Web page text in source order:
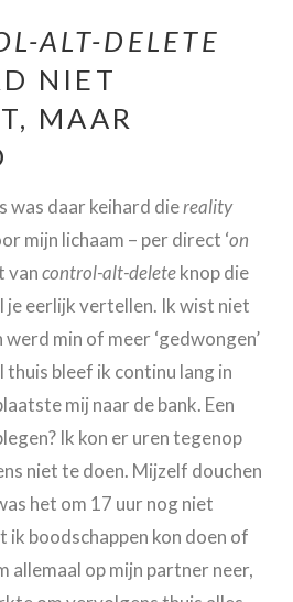
ALT-DELETE
NIET
MAAR
was daar keihard diereality
mijn lichaam – per direct ‘on
vancontrol-alt-deleteknop die
je eerlijk vertellen. Ik wist niet
min of meer ‘gedwongen’
thuis bleef ik continu lang in
mij naar de bank. Een
Ik kon er uren tegenop
niet te doen. Mijzelf douchen
het om 17 uur nog niet
ik boodschappen kon doen of
allemaal op mijn partner neer,